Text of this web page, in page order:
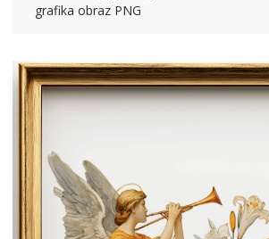
grafika obraz PNG